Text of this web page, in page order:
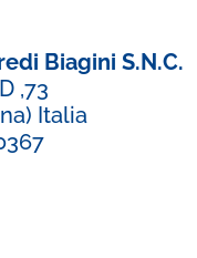
Biagini S.N.C.
,73
Italia